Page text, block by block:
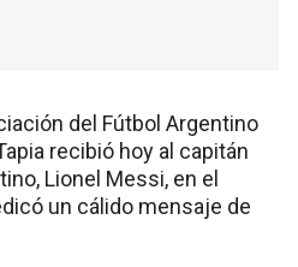
del Fútbol Argentino
recibió hoy al capitán
Lionel Messi, en el
un cálido mensaje de